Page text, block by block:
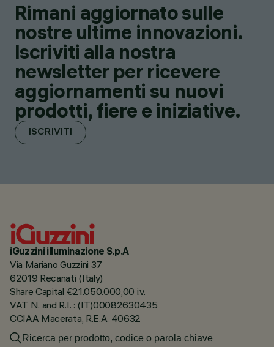
Rimani aggiornato sulle
nostre ultime innovazioni.
Iscriviti alla nostra
newsletter per ricevere
aggiornamenti su nuovi
prodotti, fiere e iniziative.
ISCRIVITI
iGuzzini illuminazione S.p.A
Via Mariano Guzzini 37
62019 Recanati (Italy)
Share Capital €21.050.000,00 i.v.
VAT N. and R.I. : (IT)00082630435
CCIAA Macerata, R.E.A. 40632